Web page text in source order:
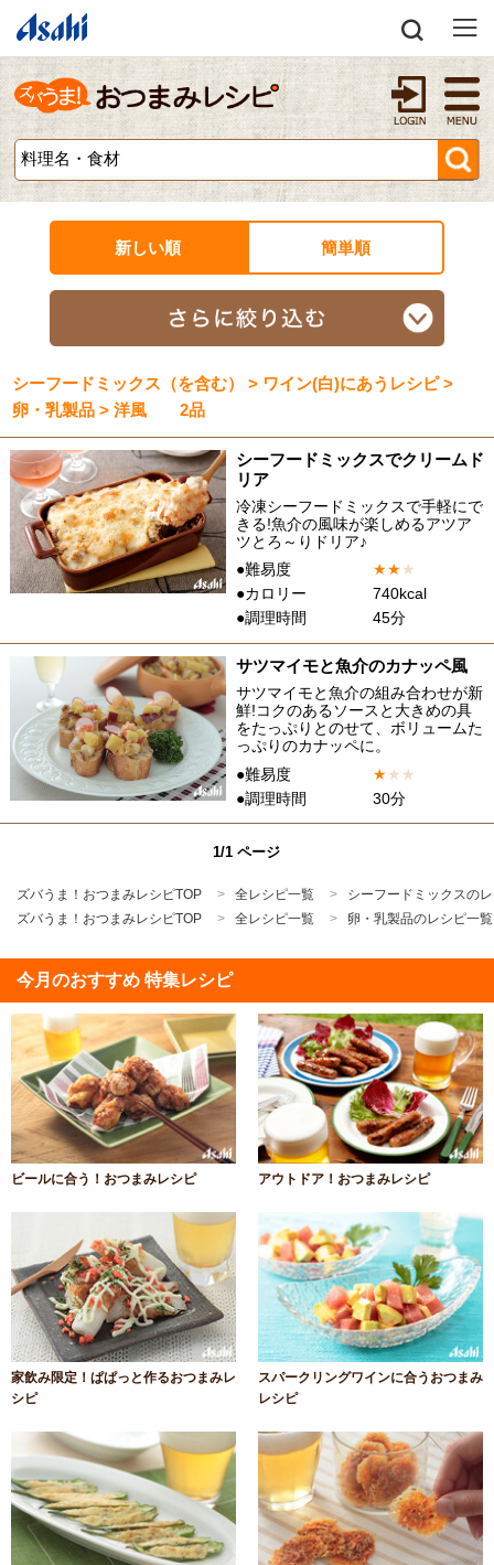
新しい順 簡単順
シーフードミックス（を含む） > ワイン(白)にあうレシピ >
卵・乳製品 > 洋風 2品
シーフードミックスでクリームド
リア
冷凍シーフードミックスで手軽にで
きる!魚介の風味が楽しめるアツア
ツとろ～りドリア♪
●難易度
★★★
●カロリー
740kcal
●調理時間
45分
サツマイモと魚介のカナッペ風
サツマイモと魚介の組み合わせが新
鮮!コクのあるソースと大きめの具
をたっぷりとのせて、ボリュームた
っぷりのカナッペに。
●難易度
★★ ★
●調理時間
30分
1/1 ページ
ズバうま！おつまみレシピTOP 全レシピ一覧
シーフードミックスの
ズバうま！おつまみレシピTOP
全レシピ一覧 卵・乳製品のレシピ一覧
今月のおすすめ 特集レシピ
ビールに合う！おつまみレシピ アウトドア！おつまみレシピ
家飲み限定！ぱぱっと作るおつまみレ
シピ
スパークリングワインに合うおつまみ
レシピ